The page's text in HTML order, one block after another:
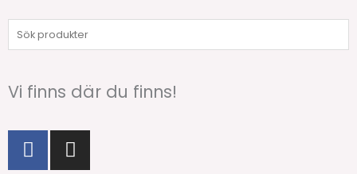
Vi finns där du finns!
F
a
I
n